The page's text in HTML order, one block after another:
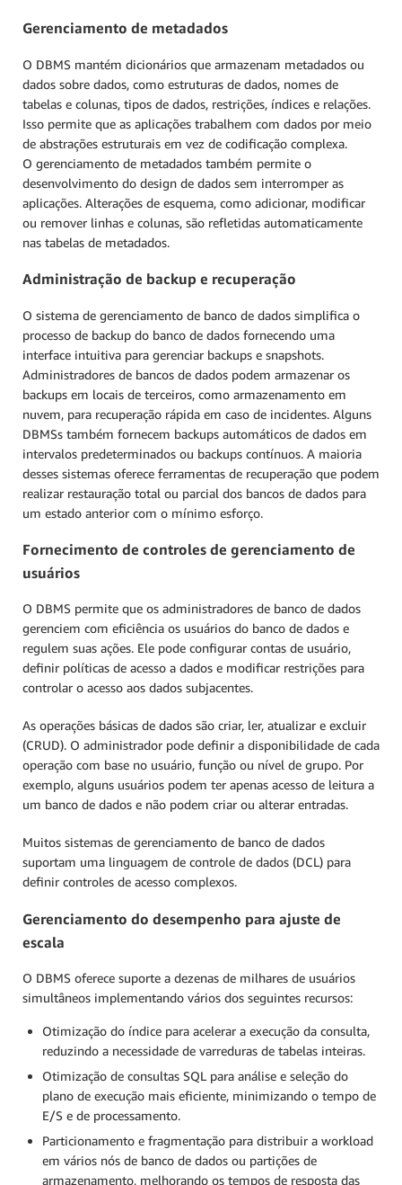
Gerenciamento de metadados
O DBMS mantém dicionários que armazenam metadados ou
dados sobre dados, como estruturas de dados, nomes de
tabelas e colunas, tipos de dados, restrições, índices e relações.
Isso permite que as aplicações trabalhem com dados por meio
de abstrações estruturais em vez de codificação complexa.
O gerenciamento de metadados também permite o
desenvolvimento do design de dados sem interromper as
aplicações. Alterações de esquema, como adicionar, modificar
ou remover linhas e colunas, são refletidas automaticamente
nas tabelas de metadados.
Administração de backup e recuperação
O sistema de gerenciamento de banco de dados simplifica o
processo de backup do banco de dados fornecendo uma
interface intuitiva para gerenciar backups e snapshots.
Administradores de bancos de dados podem armazenar os
backups em locais de terceiros, como armazenamento em
nuvem, para recuperação rápida em caso de incidentes. Alguns
DBMSs também fornecem backups automáticos de dados em
intervalos predeterminados ou backups contínuos. A maioria
desses sistemas oferece ferramentas de recuperação que podem
realizar restauração total ou parcial dos bancos de dados para
um estado anterior com o mínimo esforço.
Fornecimento de controles de gerenciamento de
usuários
O DBMS permite que os administradores de banco de dados
gerenciem com eficiência os usuários do banco de dados e
regulem suas ações. Ele pode configurar contas de usuário,
definir políticas de acesso a dados e modificar restrições para
controlar o acesso aos dados subjacentes.
As operações básicas de dados são criar, ler, atualizar e excluir
(CRUD). O administrador pode definir a disponibilidade de cada
operação com base no usuário, função ou nível de grupo. Por
exemplo, alguns usuários podem ter apenas acesso de leitura a
um banco de dados e não podem criar ou alterar entradas.
Muitos sistemas de gerenciamento de banco de dados
suportam uma linguagem de controle de dados (DCL) para
definir controles de acesso complexos.
Gerenciamento do desempenho para ajuste de
escala
O DBMS oferece suporte a dezenas de milhares de usuários
simultâneos implementando vários dos seguintes recursos:
Otimização do índice para acelerar a execução da consulta,
reduzindo a necessidade de varreduras de tabelas inteiras.
Otimização de consultas SQL para análise e seleção do
plano de execução mais eficiente, minimizando o tempo de
E/S e de processamento.
Particionamento e fragmentação para distribuir a workload
em vários nós de banco de dados ou partições de
armazenamento, melhorando os tempos de resposta das